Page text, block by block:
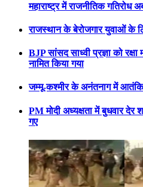
महाराष्ट्र में राजनीतिक गतिरोध
राजस्थान के बेरोजगार युवाओं के
BJP सांसद साध्वी प्रज्ञा को
नामित किया गया
जम्मू-कश्मीर के अनंतनाग में
PM मोदी अध्यक्षता में बुधवार
गए